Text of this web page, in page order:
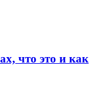
что это и как